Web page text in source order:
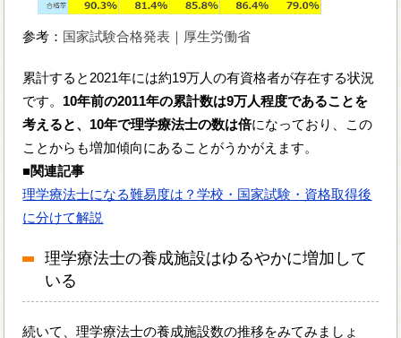
参考： 国家試験合格発表｜厚生労働省
累計すると2021年には約19万人の有資格者が存在する状況
です。 10年前の2011年の累計数は9万人程度であることを
考えると、10年で理学療法士の数は倍になっており、この
ことからも増加傾向にあることがうかがえます。
■関連記事
理学療法士になる難易度は？学校・国家試験・資格取得後
に分けて解説
理学療法士の養成施設はゆるやかに増加して
いる
続いて、理学療法士の養成施設数の推移をみてみましょ